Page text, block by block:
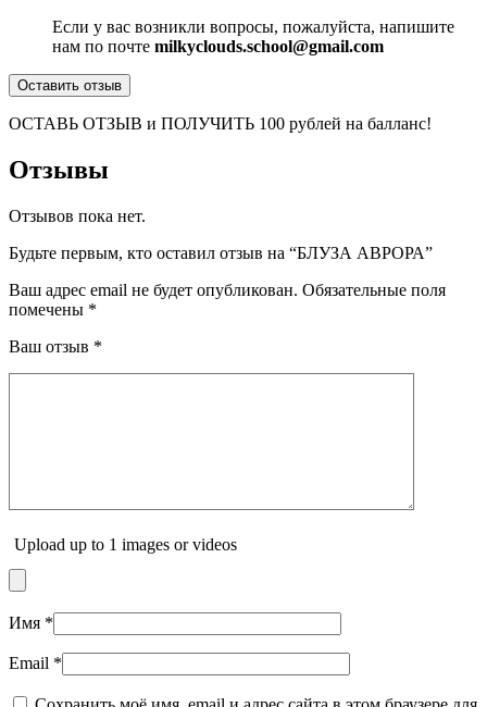
Если у вас возникли вопросы, пожалуйста, напишите
нам по почте milkyclouds.school@gmail.com
Оставить отзыв
ОСТАВЬ ОТЗЫВ и ПОЛУЧИТЬ 100 рублей на балланс!
Отзывы
Отзывов пока нет.
Будьте первым, кто оставил отзыв на “БЛУЗА АВРОРА”
Ваш адрес email не будет опубликован. Обязательные поля
помечены *
Ваш отзыв *
Upload up to 1 images or videos
Имя *
Email *